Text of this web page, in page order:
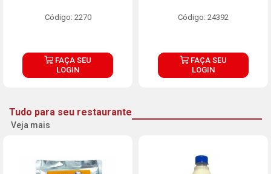
Código: 2270
FAÇA SEU
LOGIN
Código: 24392
FAÇA SEU
LOGIN
Tudo para seu restaurante
Veja mais